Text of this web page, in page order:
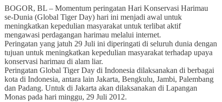
BOGOR, BL – Momentum peringatan Hari Konservasi Harimau
se-Dunia (Global Tiger Day) hari ini menjadi awal untuk
meningkatkan kepedulian masyarakat untuk terlibat aktif
mengawasi perdagangan harimau melalui internet.
Peringatan yang jatuh 29 Juli ini diperingati di seluruh dunia dengan
tujuan untuk meningkatkan kepedulian masyarakat terhadap upaya
konservasi harimau di alam liar.
Peringatan Global Tiger Day di Indonesia dilaksanakan di berbagai
kota di Indonesia, antara lain Jakarta, Bengkulu, Jambi, Palembang
dan Padang. Untuk di Jakarta akan dilaksanakan di Lapangan
Monas pada hari minggu, 29 Juli 2012.